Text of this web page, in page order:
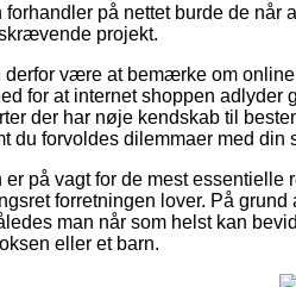
forhandler på nettet burde de
projekt.
derfor være at bemærke om
for at internet shoppen
der har nøje kendskab til
du forvoldes dilemmaer med din
på vagt for de mest
forretningen lover. På
man når som helst kan
eller et barn.